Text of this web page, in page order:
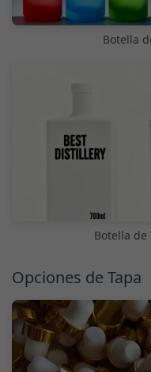
Botella
Botella
Opciones de Tapa